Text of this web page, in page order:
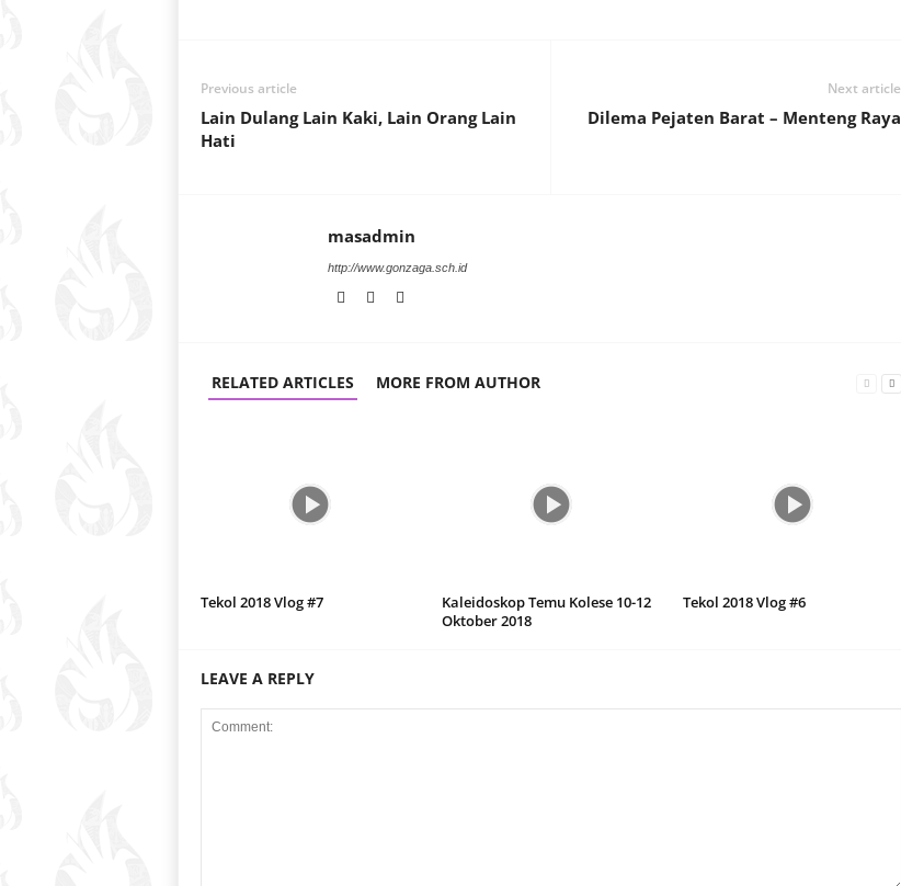
Previous article
Lain Dulang Lain Kaki, Lain Orang Lain
Hati
Next article
Dilema Pejaten Barat – Menteng Raya
masadmin
http://www.gonzaga.sch.id
RELATED ARTICLES MORE FROM AUTHOR
Tekol 2018 Vlog #7
Kaleidoskop Temu Kolese 10-12
Oktober 2018
Tekol 2018 Vlog #6
LEAVE A REPLY